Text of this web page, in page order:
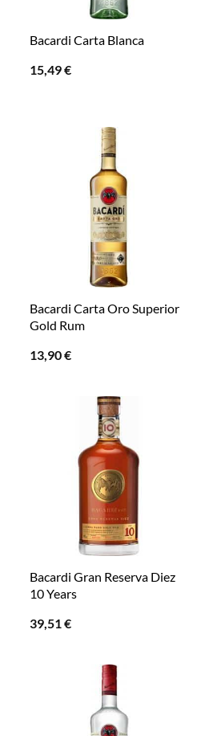
Bacardi Carta Blanca
15,49€
Bacardi Carta Oro Superior
Gold Rum
13,90€
Bacardi Gran Reserva Diez
10 Years
39,51€